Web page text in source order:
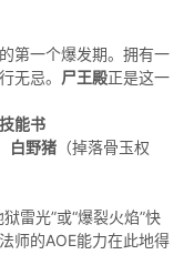
第一个爆发期。拥有一
无忌。 尸王殿正是这一
能书
白野猪 （掉落骨玉权
雷光”或“爆裂火焰”快
师的AOE能力在此地得